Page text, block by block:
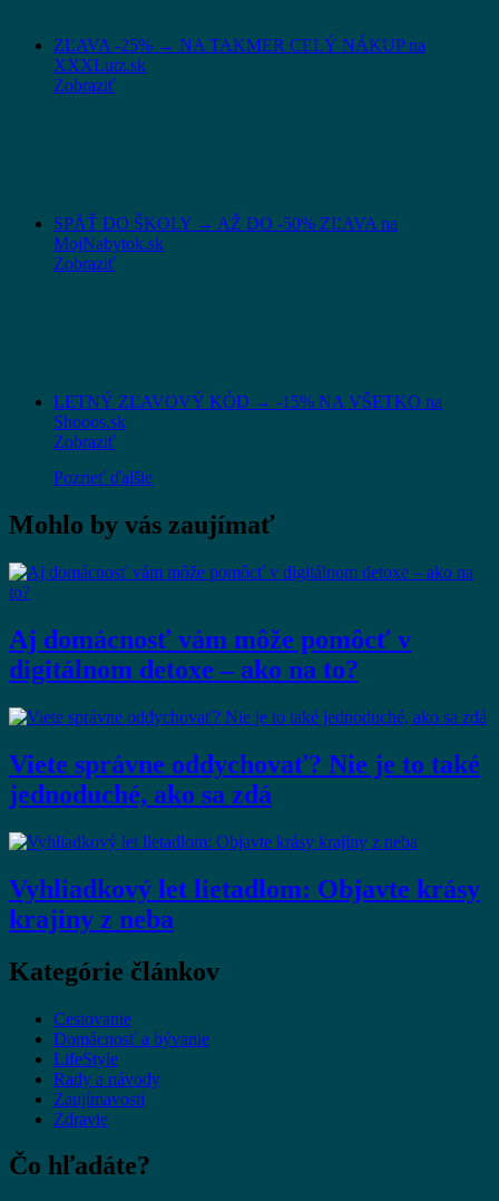
ZĽAVA -25% → NA TAKMER CELÝ NÁKUP na
XXXLutz.sk
Zobraziť
SPÄŤ DO ŠKOLY → AŽ DO -50% ZĽAVA na
MojNabytok.sk
Zobraziť
LETNÝ ZĽAVOVÝ KÓD → -15% NA VŠETKO na
Shooos.sk
Zobraziť
Pozrieť ďalšie
Mohlo by vás zaujímať
Aj domácnosť vám môže pomôcť v
digitálnom detoxe – ako na to?
Viete správne oddychovať? Nie je to také
jednoduché, ako sa zdá
Vyhliadkový let lietadlom: Objavte krásy
krajiny z neba
Kategórie článkov
Cestovanie
Domácnosť a bývanie
LifeStyle
Rady a návody
Zaujímavosti
Zdravie
Čo hľadáte?